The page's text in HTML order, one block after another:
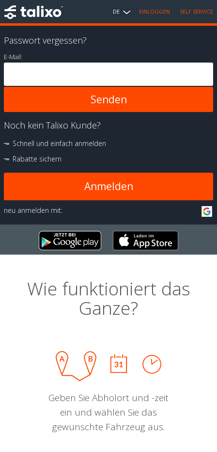
DE EINLOGGEN SELF SERVICE
Passwort vergessen?
E-Mail:
Noch kein Talixo Kunde?
Schnell und einfach anmelden
Rabatte sichern
Anmelden
neu anmelden mit:
Wie funktioniert das
Ganze?
Geben Sie Abholort und -zeit
ein und wählen Sie das
gewünschte Fahrzeug aus.